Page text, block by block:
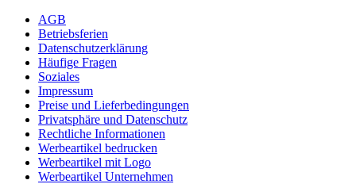
AGB
Betriebsferien
Datenschutzerklärung
Häufige Fragen
Soziales
Impressum
Preise und Lieferbedingungen
Privatsphäre und Datenschutz
Rechtliche Informationen
Werbeartikel bedrucken
Werbeartikel mit Logo
Werbeartikel Unternehmen